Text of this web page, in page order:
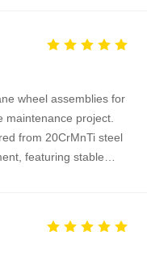
wheel assemblies for
project.
from 20CrMnTi steel
featuring stable
end beams without any
The supplier kept